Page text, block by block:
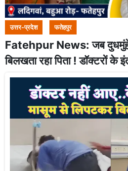
उत्तर-प्रदेश फतेहपुर
Fatehpur News: जब
बिलखता रहा पिता ! डॉक्टरों के